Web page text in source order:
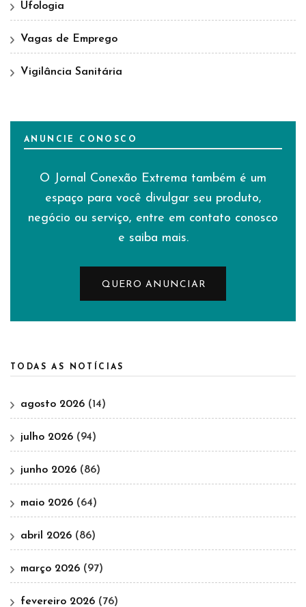
Ufologia
Vagas de Emprego
Vigilância Sanitária
ANUNCIE CONOSCO
O Jornal Conexão Extrema também é um
espaço para você divulgar seu produto,
negócio ou serviço, entre em contato conosco
e saiba mais.
QUERO ANUNCIAR
TODAS AS NOTÍCIAS
agosto 2026 (14)
julho 2026 (94)
junho 2026 (86)
maio 2026 (64)
abril 2026 (86)
março 2026 (97)
fevereiro 2026 (76)